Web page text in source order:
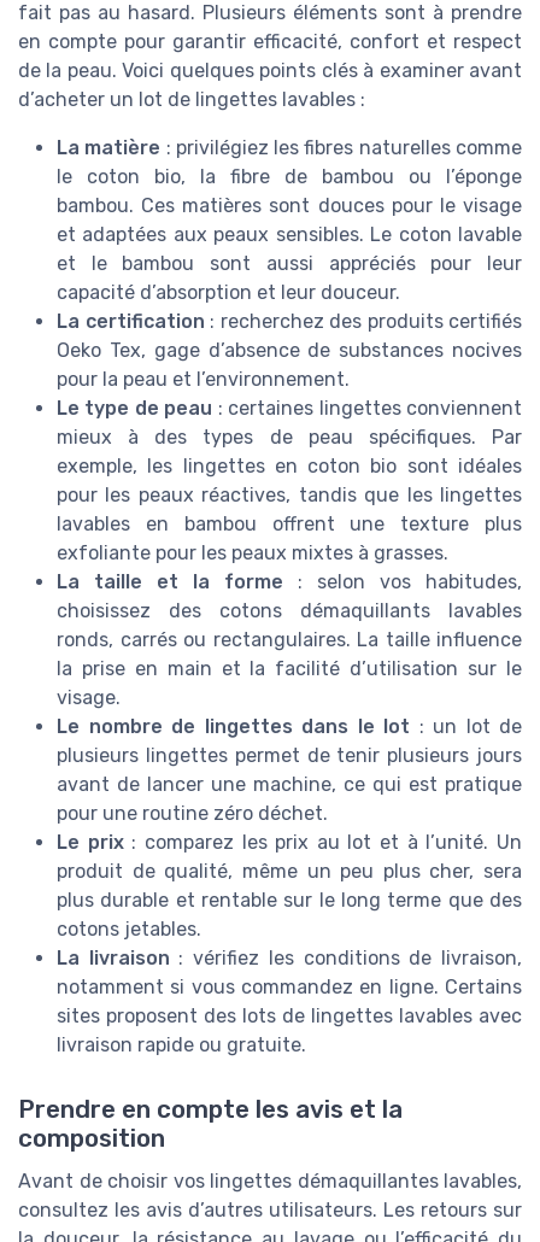
fait pas au hasard. Plusieurs éléments sont à prendre
en compte pour garantir efficacité, confort et respect
de la peau. Voici quelques points clés à examiner avant
d’acheter un lot de lingettes lavables :
La matière : privilégiez les fibres naturelles comme
le coton bio, la fibre de bambou ou l’éponge
bambou. Ces matières sont douces pour le visage
et adaptées aux peaux sensibles. Le coton lavable
et le bambou sont aussi appréciés pour leur
capacité d’absorption et leur douceur.
La certification : recherchez des produits certifiés
Oeko Tex, gage d’absence de substances nocives
pour la peau et l’environnement.
Le type de peau : certaines lingettes conviennent
mieux à des types de peau spécifiques. Par
exemple, les lingettes en coton bio sont idéales
pour les peaux réactives, tandis que les lingettes
lavables en bambou offrent une texture plus
exfoliante pour les peaux mixtes à grasses.
La taille et la forme : selon vos habitudes,
choisissez des cotons démaquillants lavables
ronds, carrés ou rectangulaires. La taille influence
la prise en main et la facilité d’utilisation sur le
visage.
Le nombre de lingettes dans le lot : un lot de
plusieurs lingettes permet de tenir plusieurs jours
avant de lancer une machine, ce qui est pratique
pour une routine zéro déchet.
Le prix: comparez les prix au lot et à l’unité. Un
produit de qualité, même un peu plus cher, sera
plus durable et rentable sur le long terme que des
cotons jetables.
La livraison : vérifiez les conditions de livraison,
notamment si vous commandez en ligne. Certains
sites proposent des lots de lingettes lavables avec
livraison rapide ou gratuite.
Prendre en compte les avis et la
composition
Avant de choisir vos lingettes démaquillantes lavables,
consultez les avis d’autres utilisateurs. Les retours sur